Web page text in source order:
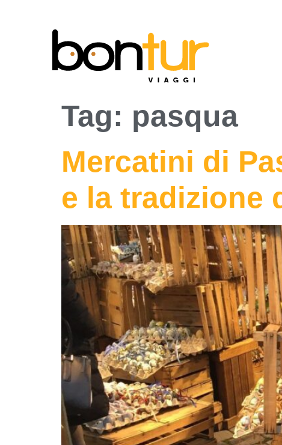
Tag: pasqua
Mercatini di
e la tradizione